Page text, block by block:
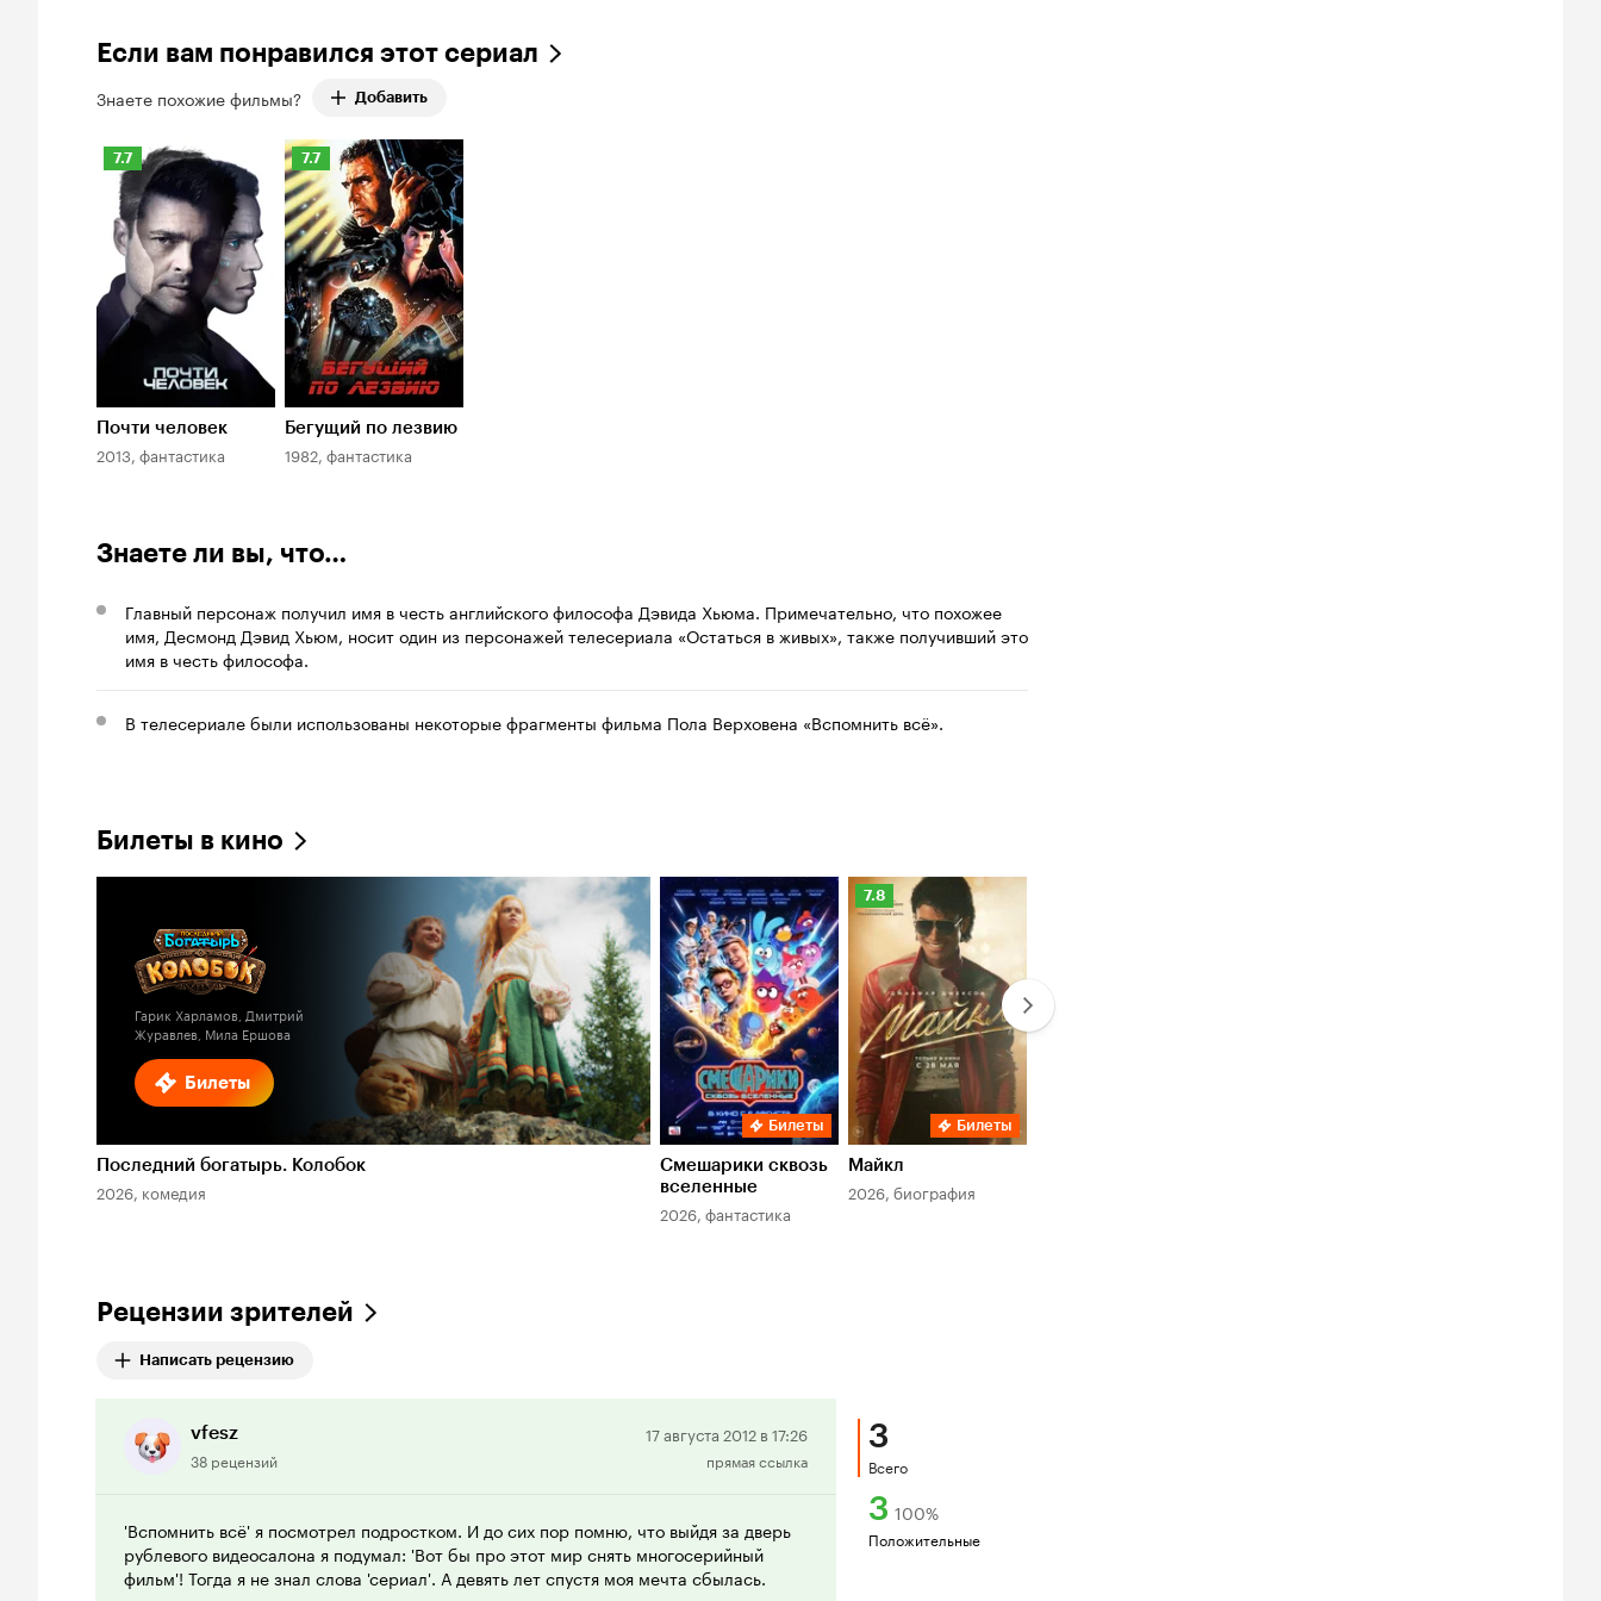
Если вам понравился этот сериал
Знаете похожие фильмы? Добавить
Рейтинг
Кинопоиска
7.7
7.7
Почти человек
2013, фантастика
Рейтинг
Кинопоиска
7.7
7.7
Бегущий по лезвию
1982, фантастика
Знаете ли вы, что…
Главный персонаж получил имя в честь английского философа Дэвида Хьюма. Примечательно, что похожее
имя, Десмонд Дэвид Хьюм, носит один из персонажей телесериала «Остаться в живых», также получивший это
имя в честь философа.
В телесериале были использованы некоторые фрагменты фильма Пола Верховена «Вспомнить всё».
Билеты в кино
Билеты
Гарик Харламов, Дмитрий
Журавлев, Мила Ершова
Последний богатырь. Колобок
2026, комедия
Билеты
Смешарики сквозь
вселенные
2026, фантастика
Рейтинг
Кинопоиска
7.8
Билеты
Майкл
2026, биография
Рецензии зрителей
Написать рецензию
vfesz
38 рецензий
Положительная
рецензия
17 августа 2012 в 17:26
прямая ссылка
'Вспомнить всё' я посмотрел подростком. И до сих пор помню, что выйдя за дверь
рублевого видеосалона я подумал: 'Вот бы про этот мир снять многосерийный
фильм'! Тогда я не знал слова 'сериал'. А девять лет спустя моя мечта сбылась.
3
Всего
3 100%
Положительные